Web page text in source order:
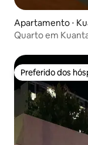
Apartamento ⋅
Quarto em
Preferido dos
Preferido dos